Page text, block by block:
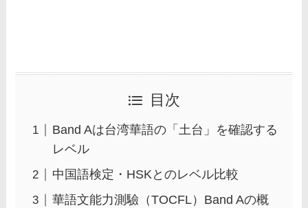
目次
Band Aは台湾華語の「土台」を確認する
レベル
中国語検定・HSKとのレベル比較
華語文能力測驗（TOCFL）Band Aの概